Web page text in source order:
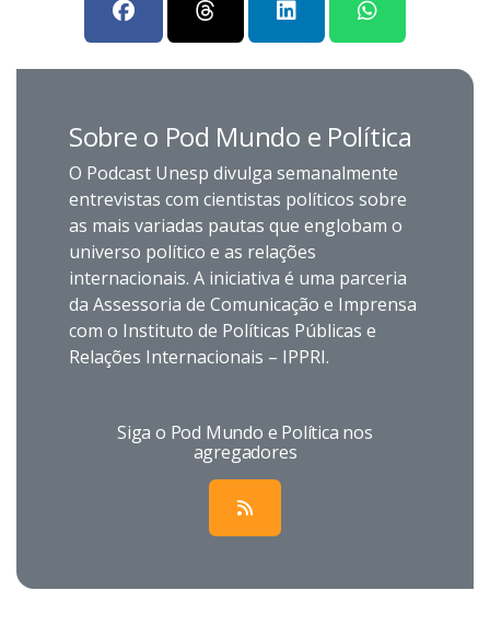
Sobre o Pod Mundo e Política
O Podcast Unesp divulga semanalmente
entrevistas com cientistas políticos sobre
as mais variadas pautas que englobam o
universo político e as relações
internacionais. A iniciativa é uma parceria
da Assessoria de Comunicação e Imprensa
com o Instituto de Políticas Públicas e
Relações Internacionais – IPPRI.
Siga o Pod Mundo e Política nos
agregadores